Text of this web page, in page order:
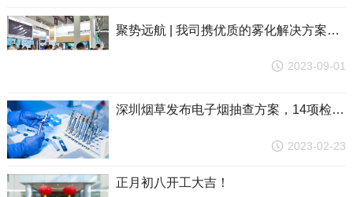
聚势远航 | 我司携优质的雾化解决方案，点亮第四届雾化物产业链展览会
2023-09-01
深圳烟草发布电子烟抽查方案，14项检验依据打击非国标产品
2023-02-23
正月初八开工大吉！